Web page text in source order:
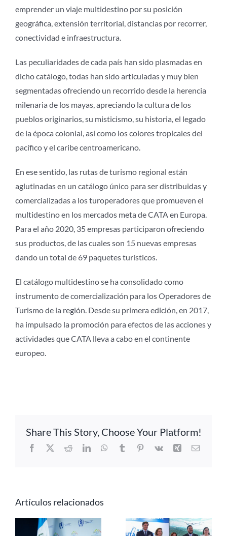
emprender un viaje multidestino por su posición
geográfica, extensión territorial, distancias por recorrer,
conectividad e infraestructura.
Las peculiaridades de cada país han sido plasmadas en
dicho catálogo, todas han sido articuladas y muy bien
segmentadas ofreciendo un recorrido desde la herencia
milenaria de los mayas, apreciando la cultura de los
pueblos originarios, su misticismo, su historia, el legado
de la época colonial, así como los colores tropicales del
pacífico y el caribe centroamericano.
En ese sentido, las rutas de turismo regional están
aglutinadas en un catálogo único para ser distribuidas y
comercializadas a los turoperadores que promueven el
multidestino en los mercados meta de CATA en Europa.
Para el año 2020, 35 empresas participaron ofreciendo
sus productos, de las cuales son 15 nuevas empresas
dando un total de 69 paquetes turísticos.
El catálogo multidestino se ha consolidado como
instrumento de comercialización para los Operadores de
Turismo de la región. Desde su primera edición, en 2017,
ha impulsado la promoción para efectos de las acciones y
actividades que CATA lleva a cabo en el continente
europeo.
Share This Story, Choose Your Platform!
Facebook
X RedditLinkedInWhatsApp
TumblrPinterest
Vk Xing Correo
Artículos relacionados
conectará El
liderar la